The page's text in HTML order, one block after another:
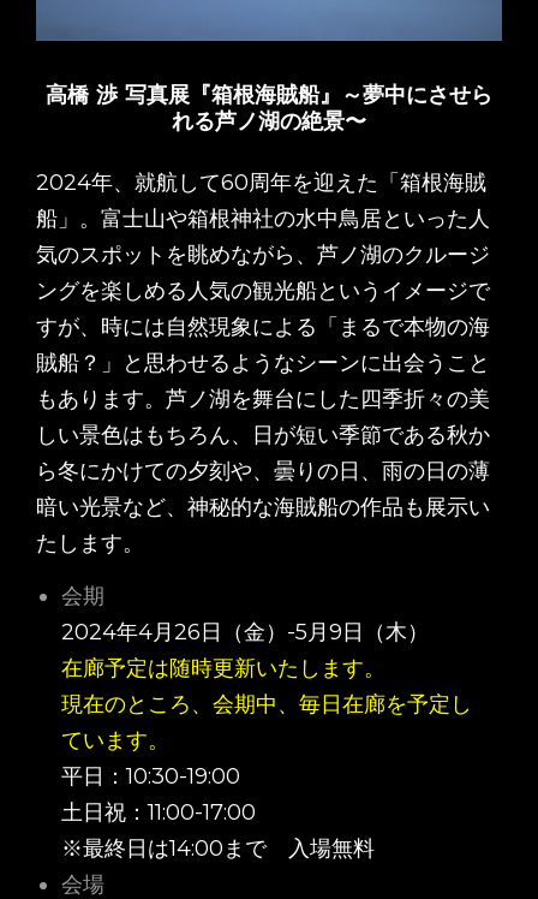
高橋 渉 写真展『箱根海賊船』～夢中にさせら
れる芦ノ湖の絶景〜
2024年、就航して60周年を迎えた「箱根海賊
船」。富士山や箱根神社の水中鳥居といった人
気のスポットを眺めながら、芦ノ湖のクルージ
ングを楽しめる人気の観光船というイメージで
すが、時には自然現象による「まるで本物の海
賊船？」と思わせるようなシーンに出会うこと
もあります。芦ノ湖を舞台にした四季折々の美
しい景色はもちろん、日が短い季節である秋か
ら冬にかけての夕刻や、曇りの日、雨の日の薄
暗い光景など、神秘的な海賊船の作品も展示い
たします。
会期
2024年4月26日（金）-5月9日（木）
在廊予定は随時更新いたします。
現在のところ、会期中、毎日在廊を予定し
ています。
平日：10:30-19:00
土日祝：11:00-17:00
※最終日は14:00まで 入場無料
会場